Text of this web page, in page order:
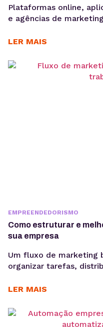
Plataformas online,
e agências de
sensíveis, o que
uma questão jurídica,
arquitetura,
LER MAIS
EMPREENDEDORISMO
Como estruturar e
sua empresa
Um fluxo de marketing
organizar tarefas,
consistente. E o uso de
ao centralizar
aprovação e
LER MAIS